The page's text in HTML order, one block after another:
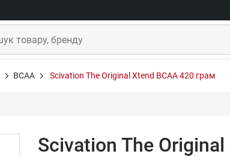
BCAA Scivation The Original Xtend BCAA 420 грам
Scivation The